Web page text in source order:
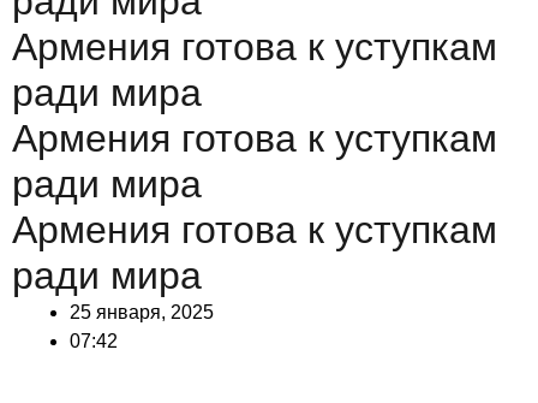
Армения готова к уступкам
ради мира
Армения готова к уступкам
ради мира
Армения готова к уступкам
ради мира
25 января, 2025
07:42